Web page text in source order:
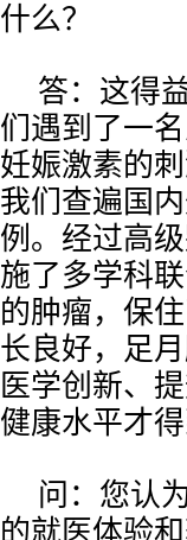
什么？
答：这得
们遇到了一
妊娠激素的
我们查遍国
例。经过高
施了多学科
的肿瘤，保
长良好，足
医学创新、
健康水平才
问：您认
的就医体验和